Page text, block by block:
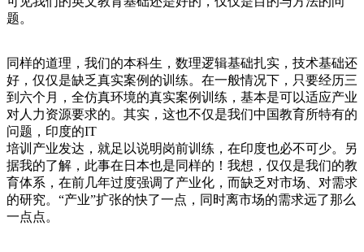
题。
同样的道理，我们的本科生，数理逻辑基础扎实，技术基础还
好，仅仅是缺乏真实案例的训练。在一般情况下，只要经历三
到六个月，全仿真环境的真实案例训练，基本是可以适应产业
对人力资源要求的。其实，这也不仅是我们中国教育所特有的
问题，印度的IT
培训产业发达，就足以说明岗前训练，在印度也必不可少。另
据我的了解，此事在日本也是同样的！我想，仅仅是我们的教
育体系，在前几年过度强调了产业化，而缺乏对市场、对需求
的研究。“产业”扩张的快了一点，同时离市场的需求远了那么
一点点。